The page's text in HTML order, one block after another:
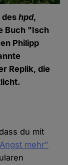
deshpd,
Buch "Isch
Philipp
Replik, die
du mit
mehr"